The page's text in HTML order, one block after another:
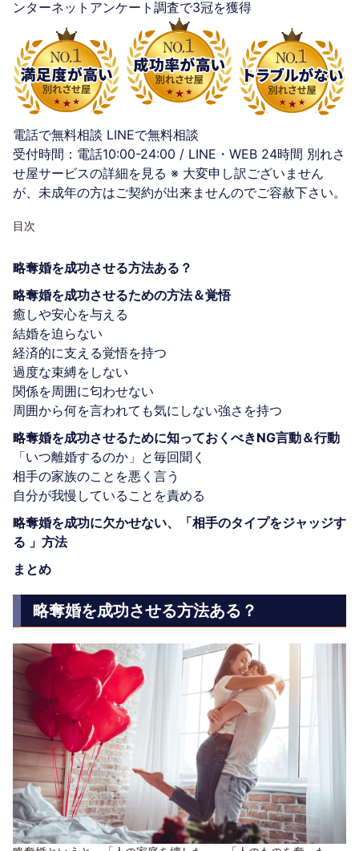
ンターネットアンケート調査で3冠を獲得
電話で無料相談 LINEで無料相談
受付時間：電話10:00-24:00 / LINE・WEB 24時間 別れさ
せ屋サービスの詳細を見る ※ 大変申し訳ございません
が、未成年の方はご契約が出来ませんのでご容赦下さい。
目次
略奪婚を成功させる方法ある？
略奪婚を成功させるための方法＆覚悟
癒しや安心を与える
結婚を迫らない
経済的に支える覚悟を持つ
過度な束縛をしない
関係を周囲に匂わせない
周囲から何を言われても気にしない強さを持つ
略奪婚を成功させるために知っておくべきNG言動＆行動
「いつ離婚するのか」と毎回聞く
相手の家族のことを悪く言う
自分が我慢していることを責める
略奪婚を成功に欠かせない、「相手のタイプをジャッジす
る 」方法
まとめ
略奪婚を成功させる方法ある？